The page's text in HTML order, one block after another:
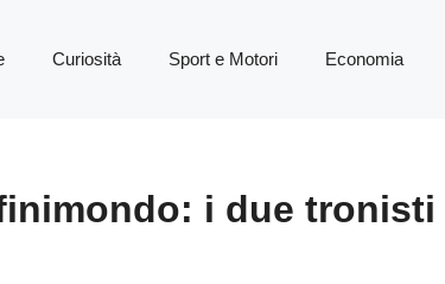
Curiosità Sport e Motori Economia
i due tronisti